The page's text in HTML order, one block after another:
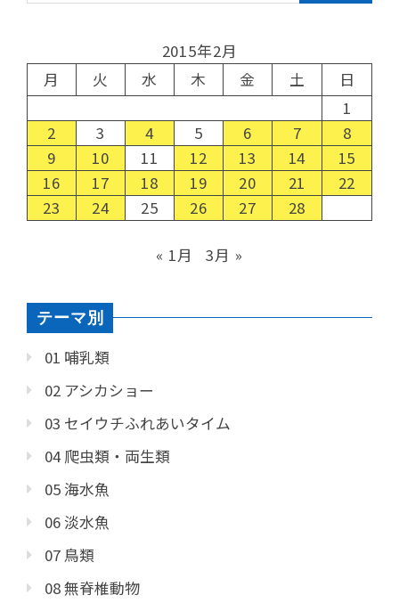
2015年2月
月
火 水 木 金 土
日
1
2
3 4 5 6 7
8
9
10 11 12 13 14
15
16
17 18 19 20 21
22
23
24 25 26 27 28
« 1月 3月 »
テーマ別
01 哺乳類
02 アシカショー
03 セイウチふれあいタイム
04 爬虫類・両生類
05 海水魚
06 淡水魚
07 鳥類
08 無脊椎動物